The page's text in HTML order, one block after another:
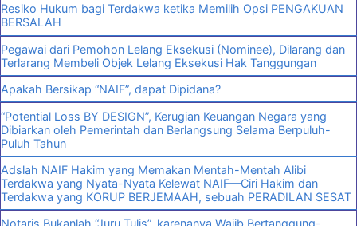
Resiko Hukum bagi Terdakwa ketika Memilih Opsi PENGAKUAN
BERSALAH
Pegawai dari Pemohon Lelang Eksekusi (Nominee), Dilarang dan
Terlarang Membeli Objek Lelang Eksekusi Hak Tanggungan
Apakah Bersikap “NAIF”, dapat Dipidana?
“Potential Loss BY DESIGN”, Kerugian Keuangan Negara yang
Dibiarkan oleh Pemerintah dan Berlangsung Selama Berpuluh-
Puluh Tahun
Adslah NAIF Hakim yang Memakan Mentah-Mentah Alibi
Terdakwa yang Nyata-Nyata Kelewat NAIF—Ciri Hakim dan
Terdakwa yang KORUP BERJEMAAH, sebuah PERADILAN SESAT